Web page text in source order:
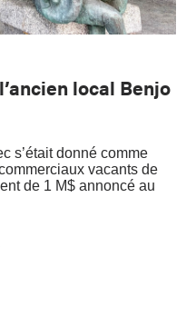
local Benjo
s’était donné comme
vacants de
de 1 M$ annoncé au